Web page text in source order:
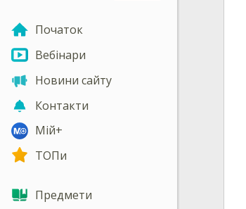
Початок
Вебінари
Новини сайту
Контакти
Мій+
ТОПи
Предмети